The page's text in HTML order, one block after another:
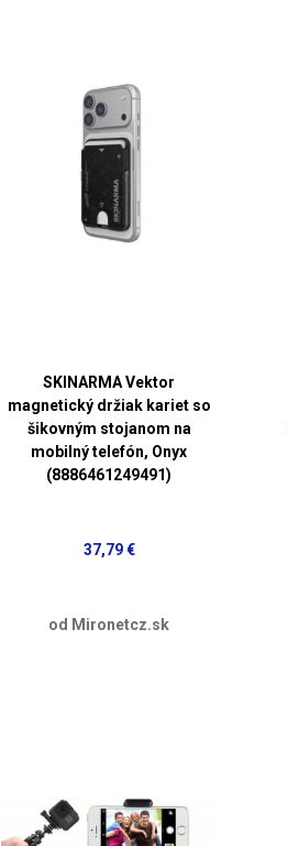
SKINARMA Vektor
magnetický držiak kariet so
šikovným stojanom na
mobilný telefón, Onyx
(8886461249491)
37,79 €
od Mironetcz.sk